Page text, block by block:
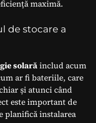
maximă.
de stocare a
solarăinclud acum
ar fi bateriile, care
și atunci când
este important de
planifică instalarea